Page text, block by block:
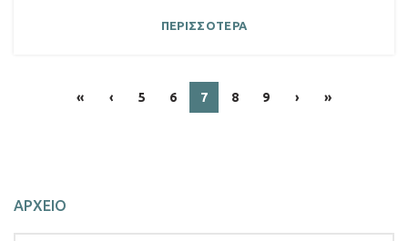
ΠΕΡΙΣΣΟΤΕΡΑ
« ‹ 5 6 7 8 9 › »
ΑΡΧΕΙΟ